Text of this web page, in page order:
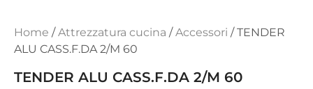
Home /Attrezzatura cucina /Accessori / TENDER
ALU CASS.F.DA 2/M 60
TENDER ALU CASS.F.DA 2/M 60